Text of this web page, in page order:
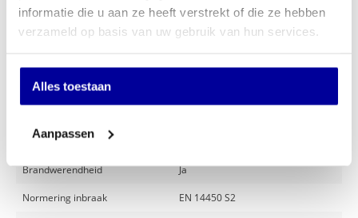
informatie die u aan ze heeft verstrekt of die ze hebben
verzameld op basis van uw gebruik van hun services.
Alles toestaan
Aanpassen
Offerte aanvragen
Specificaties
Merk
Brandwerendheid Ja
Normering inbraak EN 14450 S2